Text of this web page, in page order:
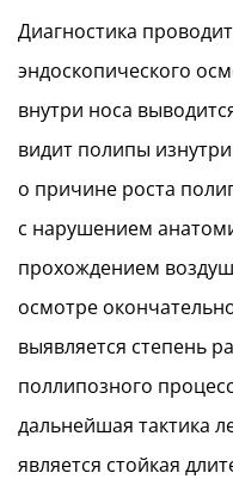
Диагностика
эндоскопического
внутри носа
видит полипы
о причине роста
с нарушением
прохождением
осмотре
выявляется степень
поллипозного
дальнейшая тактика
является стойкая